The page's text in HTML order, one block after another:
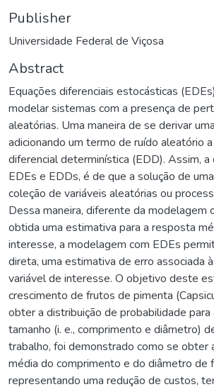
Publisher
Universidade Federal de Viçosa
Abstract
Equações diferenciais estocásticas
modelar sistemas com a presença de
aleatórias. Uma maneira de se derivar
adicionando um termo de ruído aleatório
diferencial determinística (EDD). Assim, a
EDEs e EDDs, é de que a solução de
coleção de variáveis aleatórias ou
Dessa maneira, diferente da modelagem
obtida uma estimativa para a resposta
interesse, a modelagem com EDEs
direta, uma estimativa de erro associada
variável de interesse. O objetivo deste
crescimento de frutos de pimenta
obter a distribuição de probabilidade para
tamanho (i. e., comprimento e diâmetro)
trabalho, foi demonstrado como se obter
média do comprimento e do diâmetro de
representando uma redução de custos,